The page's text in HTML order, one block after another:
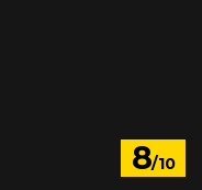
8/10